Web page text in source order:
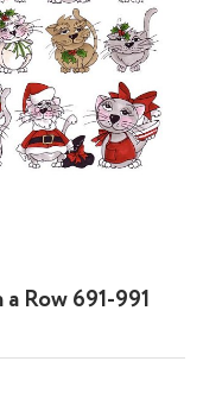
Row 691-991